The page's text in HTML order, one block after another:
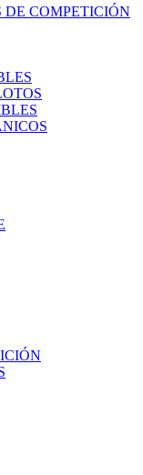
COMPETICIÓN